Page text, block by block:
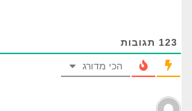
123 תגובות
הכי מדורג